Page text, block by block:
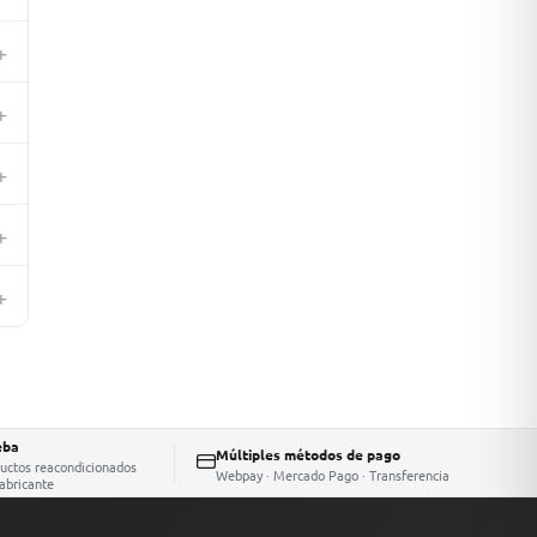
reacondicionados
Múltiples métodos de pago
Webpay · Mercado Pago · Transferencia